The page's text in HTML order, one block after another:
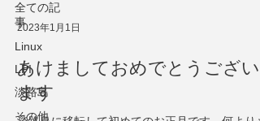
全ての記
事
Linux
LPI
淡路島
その他
2023年1月1日
あけましておめでとうござい
ます